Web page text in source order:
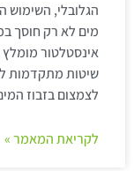
הגלובלי, השימוש
מים לא רק חוסך
אינסטלטור
שיטות מתקדמות
לצמצום בזבוז
לקריאת המאמר »